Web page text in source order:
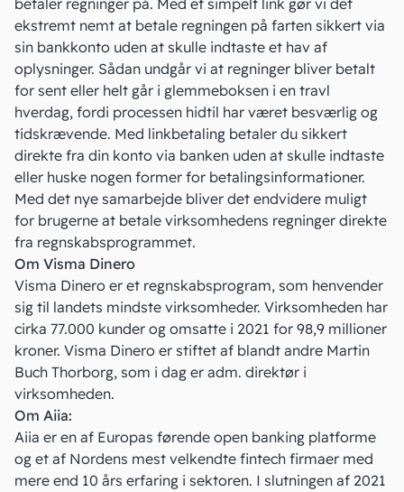
betaler regninger på. Med et simpelt link gør vi det
ekstremt nemt at betale regningen på farten sikkert via
sin bankkonto uden at skulle indtaste et hav af
oplysninger. Sådan undgår vi at regninger bliver betalt
for sent eller helt går i glemmeboksen i en travl
hverdag, fordi processen hidtil har været besværlig og
tidskrævende. Med linkbetaling betaler du sikkert
direkte fra din konto via banken uden at skulle indtaste
eller huske nogen former for betalingsinformationer.
Med det nye samarbejde bliver det endvidere muligt
for brugerne at betale virksomhedens regninger direkte
fra regnskabsprogrammet.
Om Visma Dinero
Visma Dinero er et regnskabsprogram, som henvender
sig til landets mindste virksomheder. Virksomheden har
cirka 77.000 kunder og omsatte i 2021 for 98,9 millioner
kroner. Visma Dinero er stiftet af blandt andre Martin
Buch Thorborg, som i dag er adm. direktør i
virksomheden.
Om Aiia:
Aiia er en af Europas førende open banking platforme
og et af Nordens mest velkendte fintech firmaer med
mere end 10 års erfaring i sektoren. I slutningen af 2021